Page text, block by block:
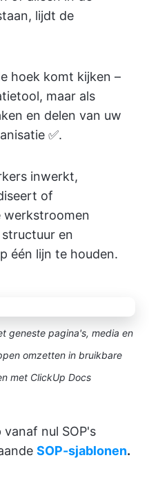
lijdt de
hoek komt kijken –
maar als
en delen van uw
✅.
inwerkt,
of
werkstroomen
en
één lijn te houden.
geneste pagina's, media en
omzetten in bruikbare
met ClickUp Docs
nul SOP's
SOP-sjablonen.